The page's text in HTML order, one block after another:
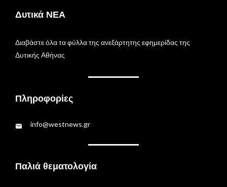
Δυτικά ΝΕΑ
Διαβάστε όλα τα φύλλα της ανεξάρτητης εφημερίδας της
Δυτικής Αθήνας
Πληροφορίες
info@westnews.gr
Παλιά θεματολογία